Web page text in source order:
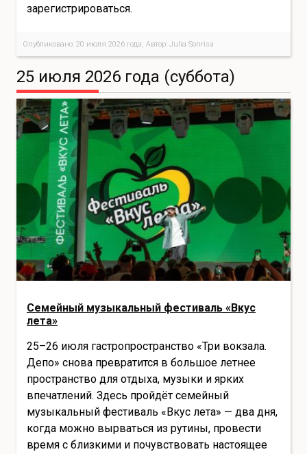
зарегистрироваться.
Опубликовано: 20 июля 2026 года; Автор: Julia Sonrisa
25 июля 2026 года (суббота)
Семейный музыкальный фестиваль «Вкус
лета»
25–26 июля гастропространство «Три вокзала.
Депо» снова превратится в большое летнее
пространство для отдыха, музыки и ярких
впечатлений. Здесь пройдёт семейный
музыкальный фестиваль «Вкус лета» — два дня,
когда можно вырваться из рутины, провести
время с близкими и почувствовать настоящее